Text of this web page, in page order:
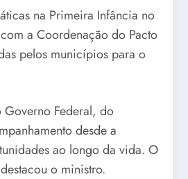
na Primeira Infância no
a Coordenação do Pacto
pelos municípios para o
Federal, do
desde a
ao longo da vida. O
o ministro.